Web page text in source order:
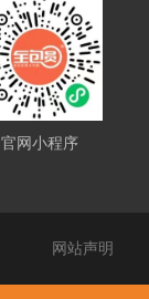
官网小程序
网站声明